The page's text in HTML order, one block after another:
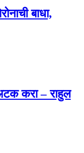
बाधा,
करा – राहुल